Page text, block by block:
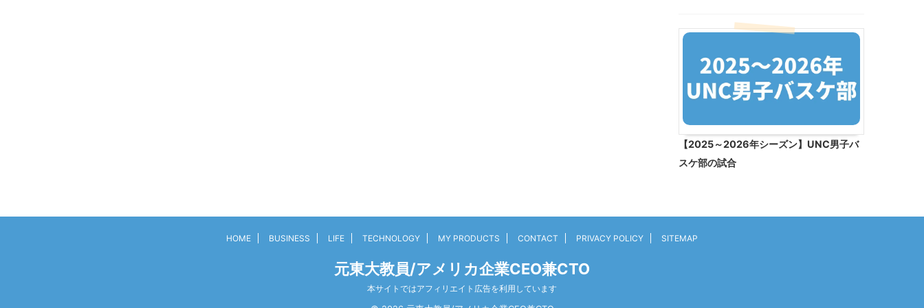
【2025～2026年シーズン】UNC男子バ
スケ部の試合
HOME BUSINESS LIFE TECHNOLOGY MY PRODUCTS CONTACT PRIVACY POLICY SITEMAP
元東大教員/アメリカ企業CEO兼CTO
本サイトではアフィリエイト広告を利用しています